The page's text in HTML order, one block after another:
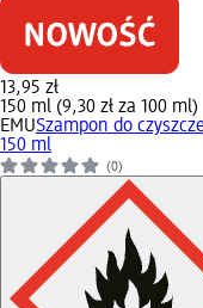
13,95 zł
150 ml (9,30 zł za 100 ml)
EMUSzampon do
150 ml
(0)